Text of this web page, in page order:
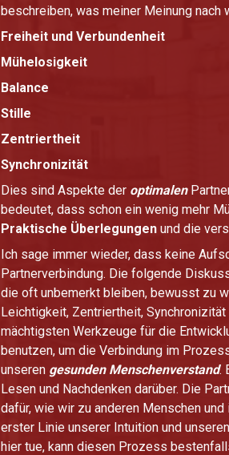
beschreiben, was meiner Meinung
Freiheit und Verbundenheit
Mühelosigkeit
Balance
Stille
Zentriertheit
Synchronizität
Dies sind Aspekte der optimalen
bedeutet, dass schon ein wenig mehr
Praktische Überlegungen und die
Ich sage immer wieder, dass keine
Partnerverbindung. Die folgende
die oft unbemerkt bleiben, bewusst zu
Leichtigkeit, Zentriertheit,
mächtigsten Werkzeuge für die
benutzen, um die Verbindung im
unseren gesunden Menschenverstand.
Lesen und Nachdenken darüber. Die
dafür, wie wir zu anderen Menschen
erster Linie unserer Intuition und
hier tue, kann diesen Prozess